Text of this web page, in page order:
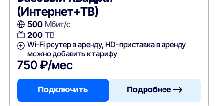
(Интернет+ТВ)
500Мбит/с
200ТВ
Wi-Fi роутер в аренду, HD-приставка в аренду
можно добавить к тарифу
750 ₽/мес
Подключить Подробнее —>